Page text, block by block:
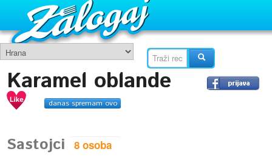
Karamel oblande
danas spremam ovo
Sastojci